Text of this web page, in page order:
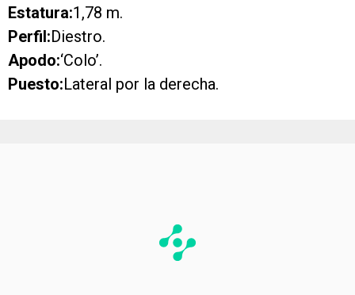
Estatura:1,78 m.
Perfil:Diestro.
Apodo:‘Colo’.
Puesto:Lateral por la derecha.